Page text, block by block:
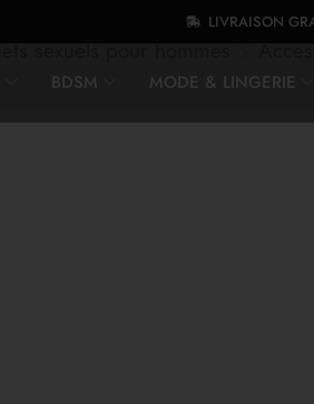
LIVRAISON
BDSM MODE & LINGERIE